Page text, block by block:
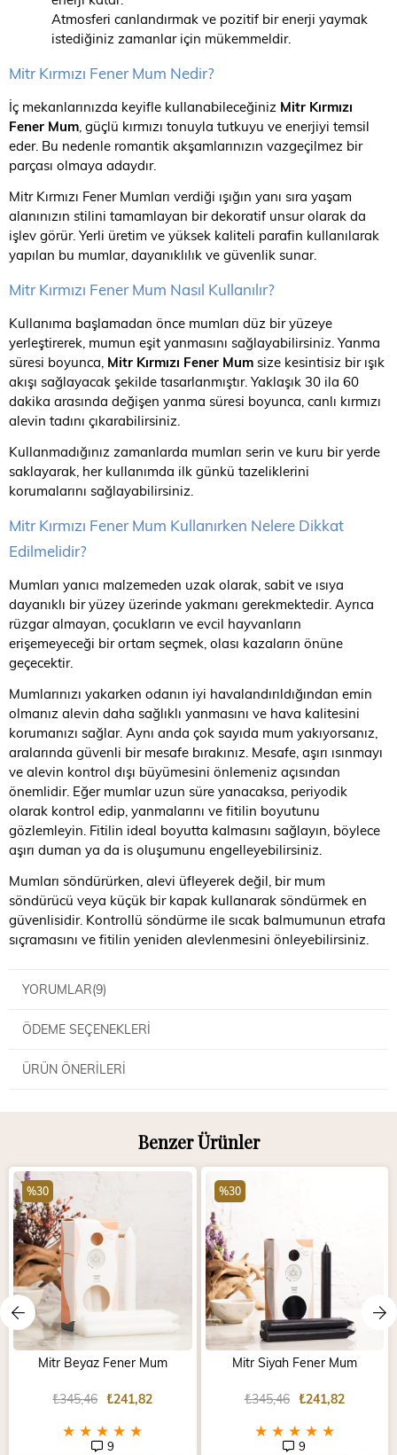
Atmosferi canlandırmak ve pozitif bir enerji yaymak
istediğiniz zamanlar için mükemmeldir.
Mitr Kırmızı Fener Mum Nedir?
İç mekanlarınızda keyifle kullanabileceğiniz Mitr Kırmızı
Fener Mum, güçlü kırmızı tonuyla tutkuyu ve enerjiyi temsil
eder. Bu nedenle romantik akşamlarınızın vazgeçilmez bir
parçası olmaya adaydır.
Mitr Kırmızı Fener Mumları verdiği ışığın yanı sıra yaşam
alanınızın stilini tamamlayan bir dekoratif unsur olarak da
işlev görür. Yerli üretim ve yüksek kaliteli parafin kullanılarak
yapılan bu mumlar, dayanıklılık ve güvenlik sunar.
Mitr Kırmızı Fener Mum Nasıl Kullanılır?
Kullanıma başlamadan önce mumları düz bir yüzeye
yerleştirerek, mumun eşit yanmasını sağlayabilirsiniz. Yanma
süresi boyunca, Mitr Kırmızı Fener Mum size kesintisiz bir ışık
akışı sağlayacak şekilde tasarlanmıştır. Yaklaşık 30 ila 60
dakika arasında değişen yanma süresi boyunca, canlı kırmızı
alevin tadını çıkarabilirsiniz.
Kullanmadığınız zamanlarda mumları serin ve kuru bir yerde
saklayarak, her kullanımda ilk günkü tazeliklerini
korumalarını sağlayabilirsiniz.
Mitr Kırmızı Fener Mum Kullanırken Nelere Dikkat
Edilmelidir?
Mumları yanıcı malzemeden uzak olarak, sabit ve ısıya
dayanıklı bir yüzey üzerinde yakmanı gerekmektedir. Ayrıca
rüzgar almayan, çocukların ve evcil hayvanların
erişemeyeceği bir ortam seçmek, olası kazaların önüne
geçecektir.
Mumlarınızı yakarken odanın iyi havalandırıldığından emin
olmanız alevin daha sağlıklı yanmasını ve hava kalitesini
korumanızı sağlar. Aynı anda çok sayıda mum yakıyorsanız,
aralarında güvenli bir mesafe bırakınız. Mesafe, aşırı ısınmayı
ve alevin kontrol dışı büyümesini önlemeniz açısından
önemlidir. Eğer mumlar uzun süre yanacaksa, periyodik
olarak kontrol edip, yanmalarını ve fitilin boyutunu
gözlemleyin. Fitilin ideal boyutta kalmasını sağlayın, böylece
aşırı duman ya da is oluşumunu engelleyebilirsiniz.
Mumları söndürürken, alevi üfleyerek değil, bir mum
söndürücü veya küçük bir kapak kullanarak söndürmek en
güvenlisidir. Kontrollü söndürme ile sıcak balmumunun etrafa
sıçramasını ve fitilin yeniden alevlenmesini önleyebilirsiniz.
YORUMLAR(9)
ÖDEME SEÇENEKLERI
ÜRÜN ÖNERILERI
Benzer Ürünler
Mitr Beyaz Fener Mum
★ ★ ★ ★ ★
9
₺241,82
₺345,46
%30
Mitr Siyah Fener Mum
★ ★ ★ ★ ★
9
₺241,82
₺345,46
%30